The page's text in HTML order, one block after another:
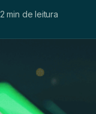
2 min de leitura